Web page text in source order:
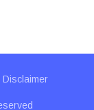
Disclaimer